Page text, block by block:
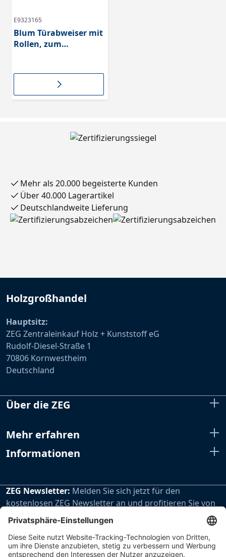
E9323165
Blum Türabweiser mit
Rollen, zum
9001 cremeweiß
Mehr als 20.000 begeisterte Kunden
Über 40.000 Lagerartikel
Deutschlandweite Lieferung
Holzgroßhandel
Hauptsitz:
ZEG Zentraleinkauf Holz + Kunststoff eG
Rudolf-Diesel-Straße 1
70806 Kornwestheim
Deutschland
Über die ZEG
Mehr erfahren
Informationen
ZEG Newsletter: Melden Sie sich jetzt für den
kostenlosen ZEG Newsletter an und profitieren Sie von
den extra Vorteilen unseres regelmäßig erscheinenden
Newsletters.
Zur Newsletteranmeldung